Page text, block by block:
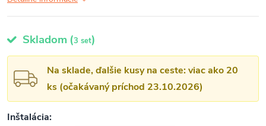
Skladom (3 set)
Na sklade, ďalšie kusy na ceste: viac ako 20
ks (očakávaný príchod 23.10.2026)